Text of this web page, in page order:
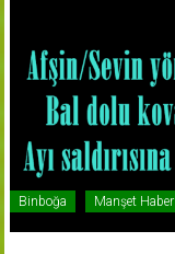
Binboğa Manşet Haber